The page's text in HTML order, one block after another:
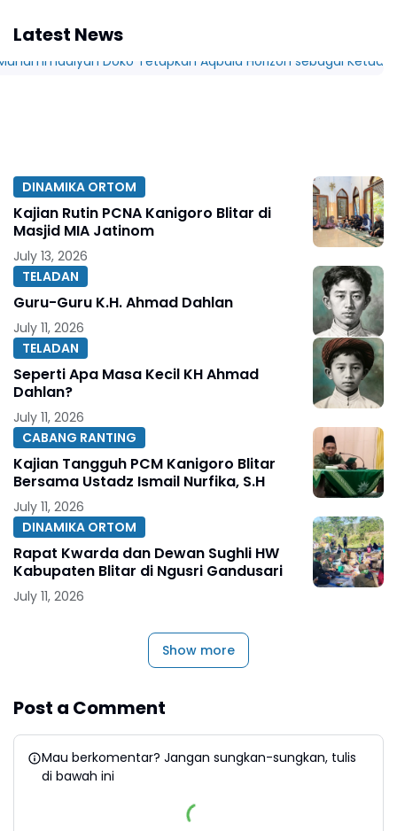
Latest News
DINAMIKA ORTOM
Kajian Rutin PCNA Kanigoro Blitar di
Masjid MIA Jatinom
July 13, 2026
TELADAN
Guru-Guru K.H. Ahmad Dahlan
July 11, 2026
TELADAN
Seperti Apa Masa Kecil KH Ahmad
Dahlan?
July 11, 2026
CABANG RANTING
Kajian Tangguh PCM Kanigoro Blitar
Bersama Ustadz Ismail Nurfika, S.H
July 11, 2026
DINAMIKA ORTOM
Rapat Kwarda dan Dewan Sughli HW
Kabupaten Blitar di Ngusri Gandusari
July 11, 2026
Show more
Post a Comment
Mau berkomentar? Jangan sungkan-sungkan, tulis
di bawah ini